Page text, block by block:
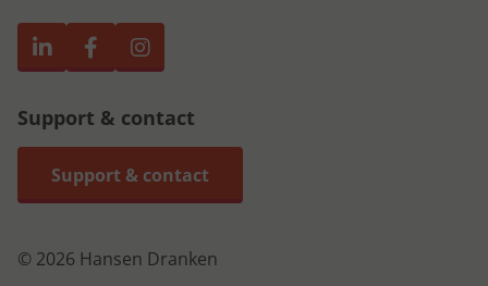
Support & contact
Support & contact
© 2026 Hansen Dranken